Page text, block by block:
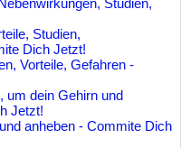
Studien,
Studien,
Dich Jetzt!
Vorteile, Gefahren -
um dein Gehirn und
Jetzt!
anheben - Commite Dich